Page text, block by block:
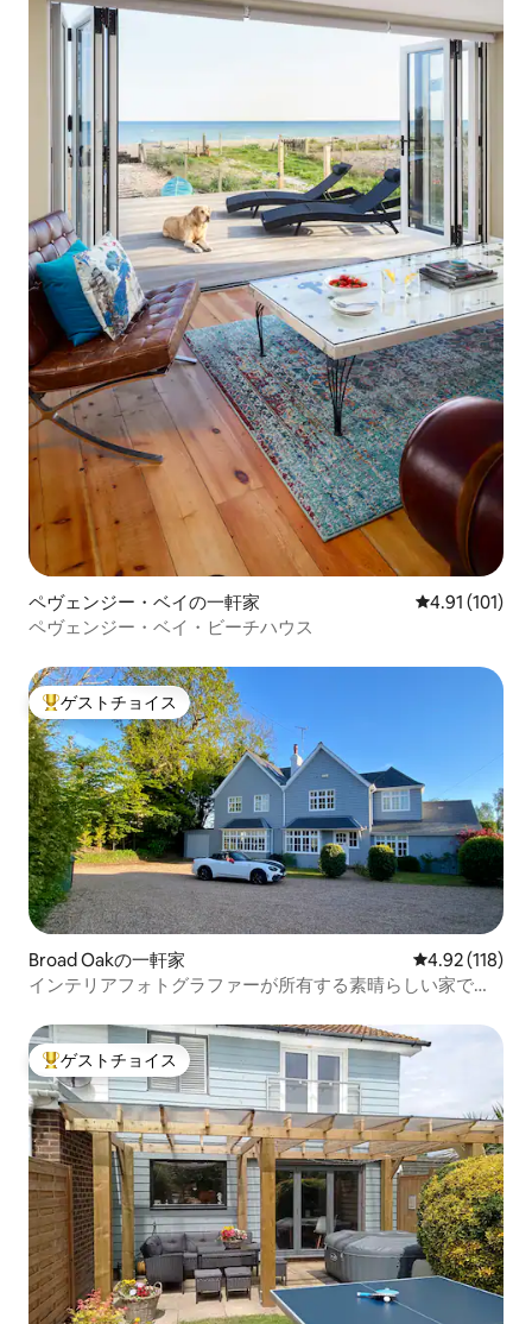
ペヴェンジー・ベイの一軒家 レビュー101
4.91 (101)
ペヴェンジー・ベイ・ビーチハウス
大好評のゲストチョイスです。
ゲストチョイス
Broad Oakの一軒家 レビュー118
4.92 (118)
インテリアフォトグラファーが所有する素晴らしい家で
大好評のゲストチョイスです。
ゲストチョイス